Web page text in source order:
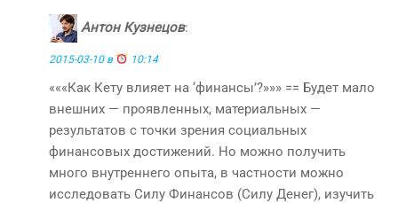
Антон Кузнецов:
2015-03-10 в 10:14
«««Как Кету влияет на ‘финансы’?»»» == Будет мало
внешних — проявленных, материальных —
результатов с точки зрения социальных
финансовых достижений. Но можно получить
много внутреннего опыта, в частности можно
исследовать Силу Финансов (Силу Денег), изучить